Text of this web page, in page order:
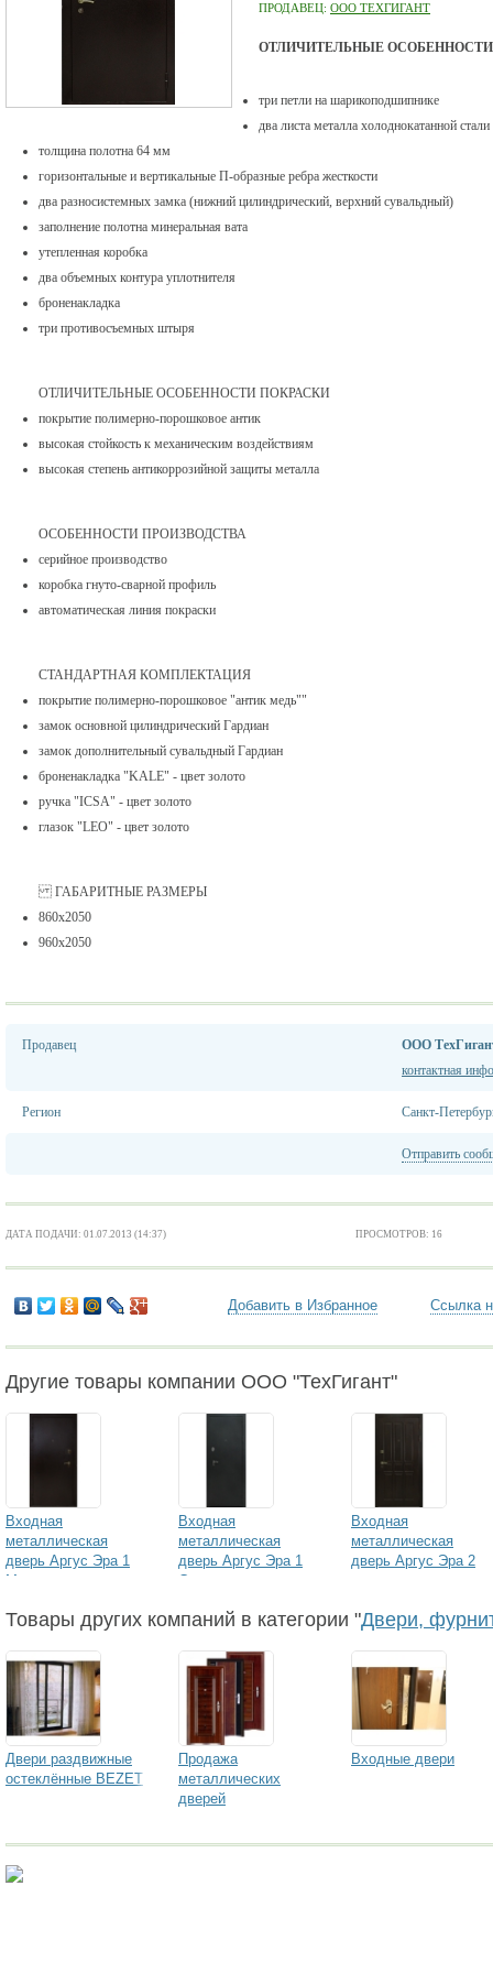
ПРОДАВЕЦ: ООО ТЕХГИГАНТ
ОТЛИЧИТЕЛЬНЫЕ ОСОБЕННОСТИ
три петли на шарикоподшипнике
два листа металла холоднокатанной стали
толщина полотна 64 мм
горизонтальные и вертикальные П-образные ребра жесткости
два разносистемных замка (нижний цилиндрический, верхний сувальдный)
заполнение полотна минеральная вата
утепленная коробка
два объемных контура уплотнителя
броненакладка
три противосъемных штыря
ОТЛИЧИТЕЛЬНЫЕ ОСОБЕННОСТИ ПОКРАСКИ
покрытие полимерно-порошковое антик
высокая стойкость к механическим воздействиям
высокая степень антикоррозийной защиты металла
ОСОБЕННОСТИ ПРОИЗВОДСТВА
серийное производство
коробка гнуто-сварной профиль
автоматическая линия покраски
СТАНДАРТНАЯ КОМПЛЕКТАЦИЯ
покрытие полимерно-порошковое "антик медь""
замок основной цилиндрический Гардиан
замок дополнительный сувальдный Гардиан
броненакладка "KALE" - цвет золото
ручка "ICSA" - цвет золото
глазок "LEO" - цвет золото
ГАБАРИТНЫЕ РАЗМЕРЫ
860х2050
960х2050
Продавец
ООО
контактная
Регион Санкт-
Отправить
ДАТА ПОДАЧИ: 01.07.2013 (14:37) ПРОСМОТРОВ: 16
Добавить в Избранное Ссылка
Другие товары компании ООО "ТехГигант"
Входная
металлическая
дверь Аргус Эра 1
Медь
Входная
металлическая
дверь Аргус Эра 1
Серебро
Входная
металлическая
дверь Аргус Эра 2
Товары других компаний в категории "Двери,
Двери раздвижные
остеклённые BEZET
Продажа
металлических
дверей
Входные двери